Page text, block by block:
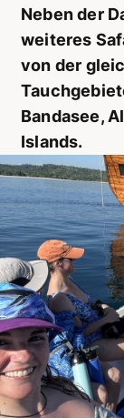
Neben der
weiteres
von der
Bandasee,
Islands.